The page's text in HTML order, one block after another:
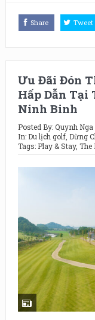
Share Tweet
Ưu Đãi Đón
Hấp Dẫn Tại
Ninh Binh
Posted By:Quynh Nga
In: Du lịch golf, Dừng
Tags: Play & Stay, The